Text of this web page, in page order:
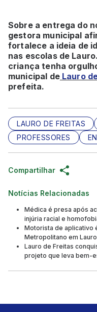
Sobre a entrega do
gestora municipal
fortalece a ideia de
nas escolas de
criança tenha
municipal deLauro
prefeita.
LAURO DE FREITAS
PROFESSORES
Compartilhar
Notícias Relacionadas
Médica é presa após
injúria racial e
Motorista de aplicativo
Metropolitano em
Lauro de Freitas
projeto que leva bem-